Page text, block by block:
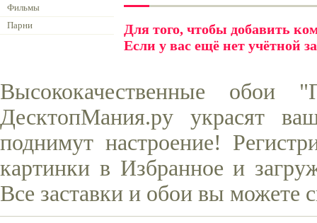
Фильмы
Парни
Для того, чтобы добавить
Если у вас ещё нет учётной
Высококачественные
ДесктопМания.ру украсят
поднимут настроение!
картинки в Избранное и
Все заставки и обои вы можете